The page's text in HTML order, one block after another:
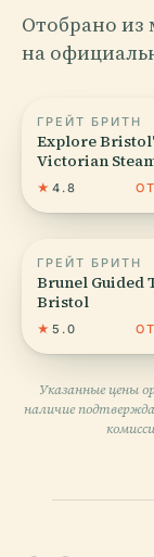
Отобрано из
на
ГРЕЙТ БРИТН
Explore
Victorian
★ 4.8
ГРЕЙТ БРИТН
Brunel Guided
Bristol
★ 5.0
Указанные цены
наличие